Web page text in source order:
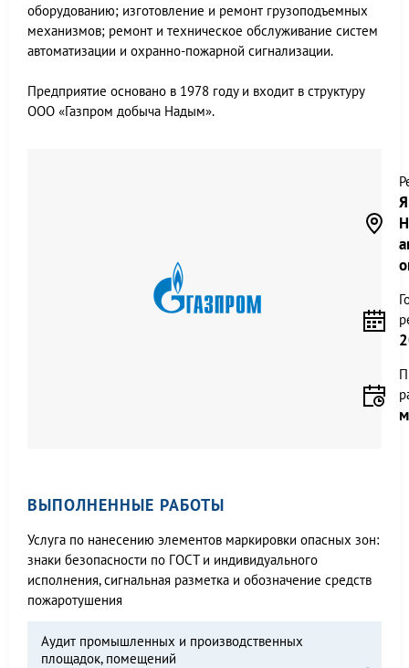
оборудованию; изготовление и ремонт грузоподъемных
механизмов; ремонт и техническое обслуживание систем
автоматизации и охранно-пожарной сигнализации.
Предприятие основано в 1978 году и входит в структуру
ООО «Газпром добыча Надым».
ВЫПОЛНЕННЫЕ РАБОТЫ
Услуга по нанесению элементов маркировки опасных зон:
знаки безопасности по ГОСТ и индивидуального
исполнения, сигнальная разметка и обозначение средств
пожаротушения
Аудит промышленных и производственных
площадок, помещений